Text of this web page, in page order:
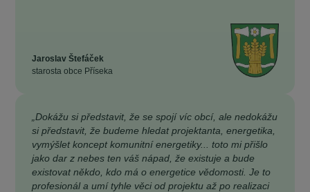
Jaroslav Štefáček
starosta obce Příseka
„Dokážu si představit, že se spojí víc obcí, ale nedokážu
si představit, že budeme hledat projektanta, energetika,
vymýšlet koncept komunitní energetiky... toto mi přišlo
jako dar z nebes ten váš nápad, že existuje a bude
existovat někdo, kdo má o energetice vědomosti. Je to
profesionál a umí tyhle věci od projektu až po realizaci